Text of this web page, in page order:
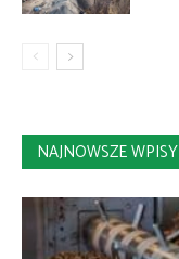
NAJNOWSZE WPISY